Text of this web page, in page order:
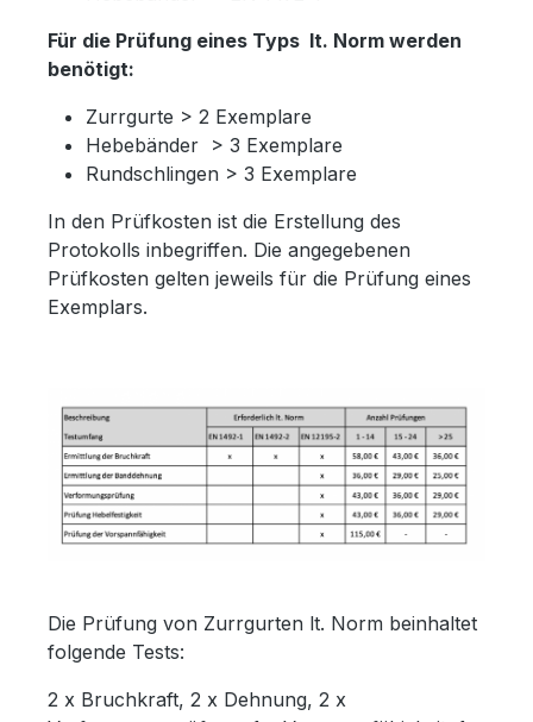
Für die Prüfung eines Typs lt. Norm werden
benötigt:
Zurrgurte > 2 Exemplare
Hebebänder > 3 Exemplare
Rundschlingen > 3 Exemplare
In den Prüfkosten ist die Erstellung des
Protokolls inbegriffen. Die angegebenen
Prüfkosten gelten jeweils für die Prüfung eines
Exemplars.
Die Prüfung von Zurrgurten lt. Norm beinhaltet
folgende Tests:
2 x Bruchkraft, 2 x Dehnung, 2 x